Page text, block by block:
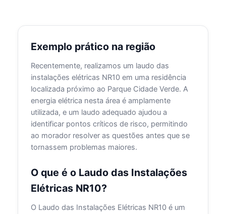
Exemplo prático na região
Recentemente, realizamos um laudo das
instalações elétricas NR10 em uma residência
localizada próximo ao Parque Cidade Verde. A
energia elétrica nesta área é amplamente
utilizada, e um laudo adequado ajudou a
identificar pontos críticos de risco, permitindo
ao morador resolver as questões antes que se
tornassem problemas maiores.
O que é o Laudo das Instalações
Elétricas NR10?
O Laudo das Instalações Elétricas NR10 é um